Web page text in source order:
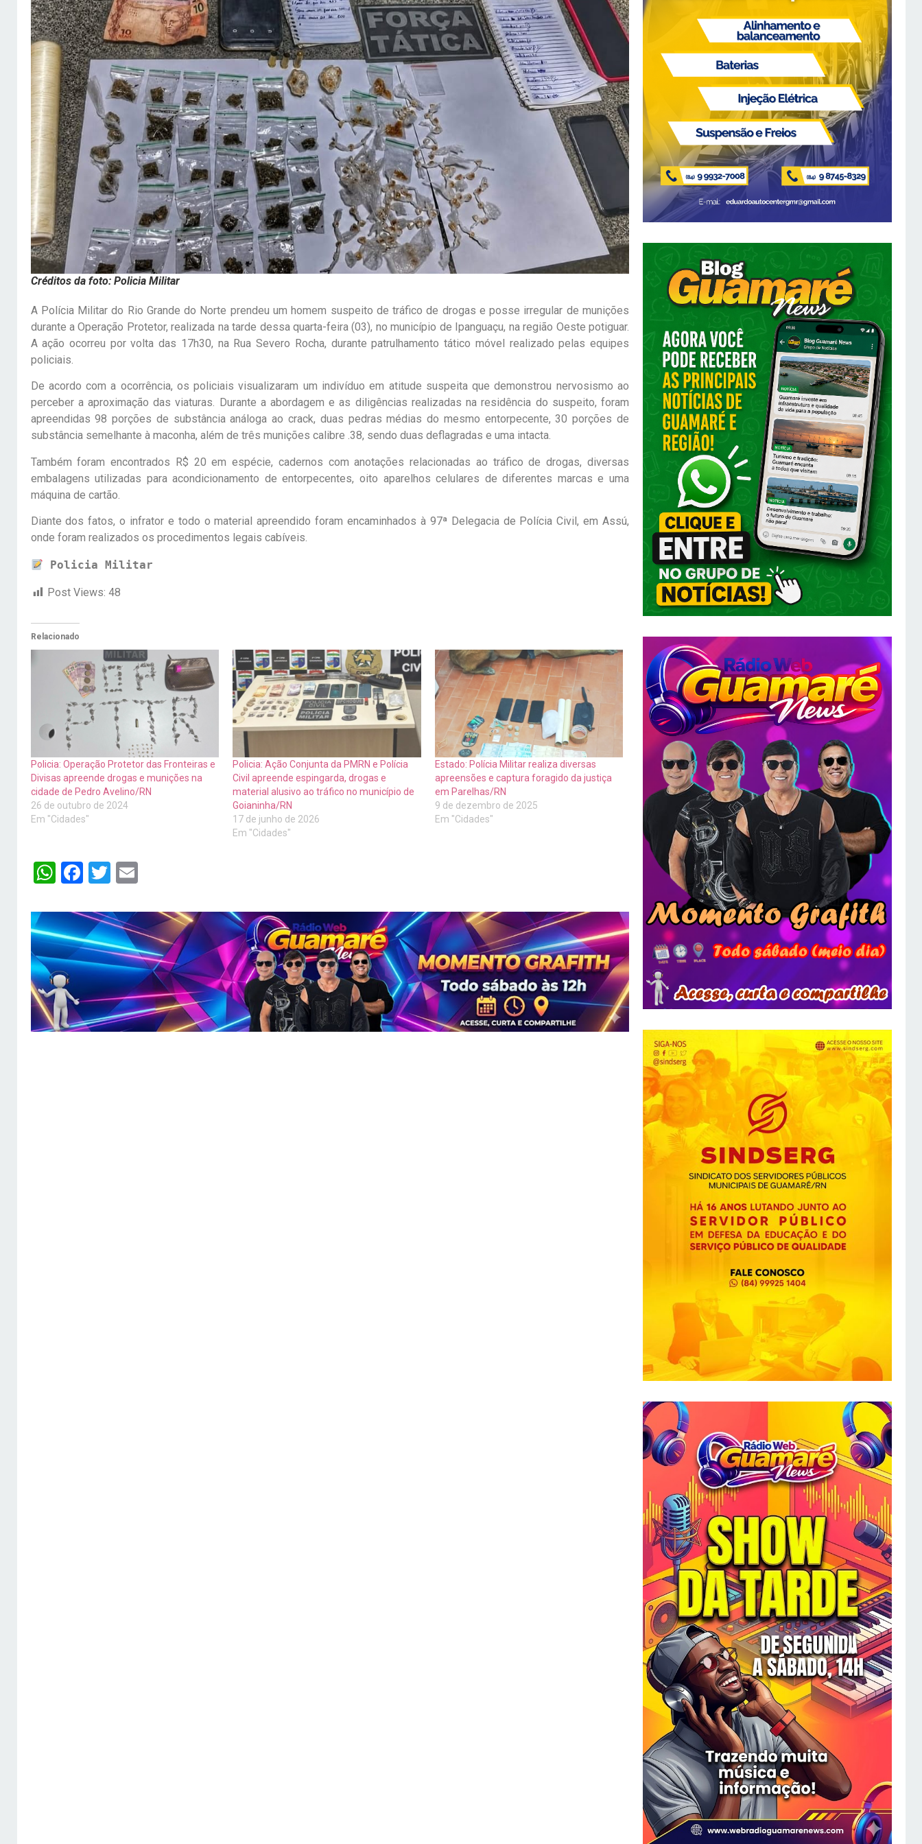
Créditos da foto: Policia Militar
A Polícia Militar do Rio Grande do Norte prendeu um homem suspeito de tráfico de drogas e posse irregular de munições
durante a Operação Protetor, realizada na tarde dessa quarta-feira (03), no município de Ipanguaçu, na região Oeste potiguar.
A ação ocorreu por volta das 17h30, na Rua Severo Rocha, durante patrulhamento tático móvel realizado pelas equipes
policiais.
De acordo com a ocorrência, os policiais visualizaram um indivíduo em atitude suspeita que demonstrou nervosismo ao
perceber a aproximação das viaturas. Durante a abordagem e as diligências realizadas na residência do suspeito, foram
apreendidas 98 porções de substância análoga ao crack, duas pedras médias do mesmo entorpecente, 30 porções de
substância semelhante à maconha, além de três munições calibre .38, sendo duas deflagradas e uma intacta.
Também foram encontrados R$ 20 em espécie, cadernos com anotações relacionadas ao tráfico de drogas, diversas
embalagens utilizadas para acondicionamento de entorpecentes, oito aparelhos celulares de diferentes marcas e uma
máquina de cartão.
Diante dos fatos, o infrator e todo o material apreendido foram encaminhados à 97ª Delegacia de Polícia Civil, em Assú,
onde foram realizados os procedimentos legais cabíveis.
Policia Militar
Post Views: 48
Relacionado
Policia: Operação Protetor das Fronteiras e
Divisas apreende drogas e munições na
cidade de Pedro Avelino/RN
26 de outubro de 2024
Em "Cidades"
Policia: Ação Conjunta da PMRN e Polícia
Civil apreende espingarda, drogas e
material alusivo ao tráfico no município de
Goianinha/RN
17 de junho de 2026
Em "Cidades"
Estado: Polícia Militar realiza diversas
apreensões e captura foragido da justiça
em Parelhas/RN
9 de dezembro de 2025
Em "Cidades"
WhatsApp
Facebook
Twitter
Email